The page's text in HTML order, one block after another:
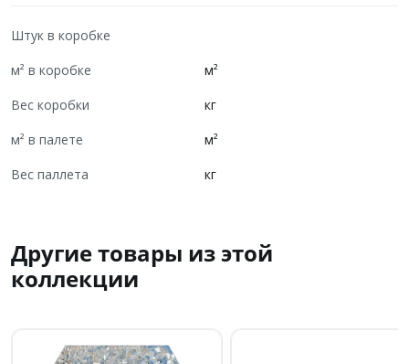
Штук в коробке
м² в коробке
м²
Вес коробки
кг
м² в палете
м²
Вес паллета
кг
Другие товары из этой
коллекции